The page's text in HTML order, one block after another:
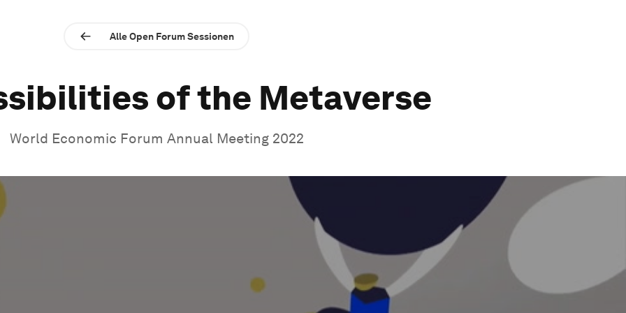
Alle Open Forum Sessionen
of the Metaverse
World Economic Forum Annual Meeting 2022